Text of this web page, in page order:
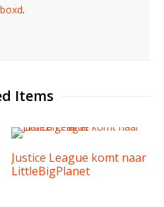
.
Items
Justice League komt naar
LittleBigPlanet